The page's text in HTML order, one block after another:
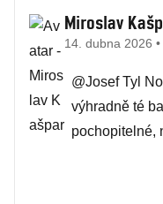
Miroslav
14. dubna 2026
@Josef Tyl
výhradně té
pochopitelné,